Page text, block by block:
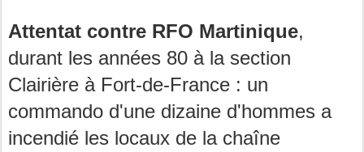
Attentat contre RFO Martinique,
durant les années 80 à la section
Clairière à Fort-de-France : un
commando d'une dizaine d'hommes a
incendié les locaux de la chaîne